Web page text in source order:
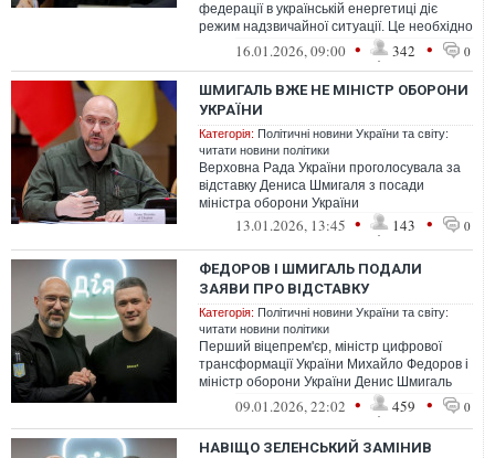
федерації в українській енергетиці діє
режим надзвичайної ситуації. Це необхідно
передусім для максимальної...
16.01.2026, 09:00 • 342 • 0
ШМИГАЛЬ ВЖЕ НЕ МІНІСТР ОБОРОНИ
УКРАЇНИ
Категорія: Політичні новини України та світу:
читати новини політики
Верховна Рада України проголосувала за
відставку Дениса Шмигаля з посади
міністра оборони України
13.01.2026, 13:45 • 143 • 0
ФЕДОРОВ І ШМИГАЛЬ ПОДАЛИ
ЗАЯВИ ПРО ВІДСТАВКУ
Категорія: Політичні новини України та світу:
читати новини політики
Перший віцепрем'єр, міністр цифрової
трансформації України Михайло Федоров і
міністр оборони України Денис Шмигаль
подали заяви про відставку
09.01.2026, 22:02 • 459 • 0
НАВІЩО ЗЕЛЕНСЬКИЙ ЗАМІНИВ